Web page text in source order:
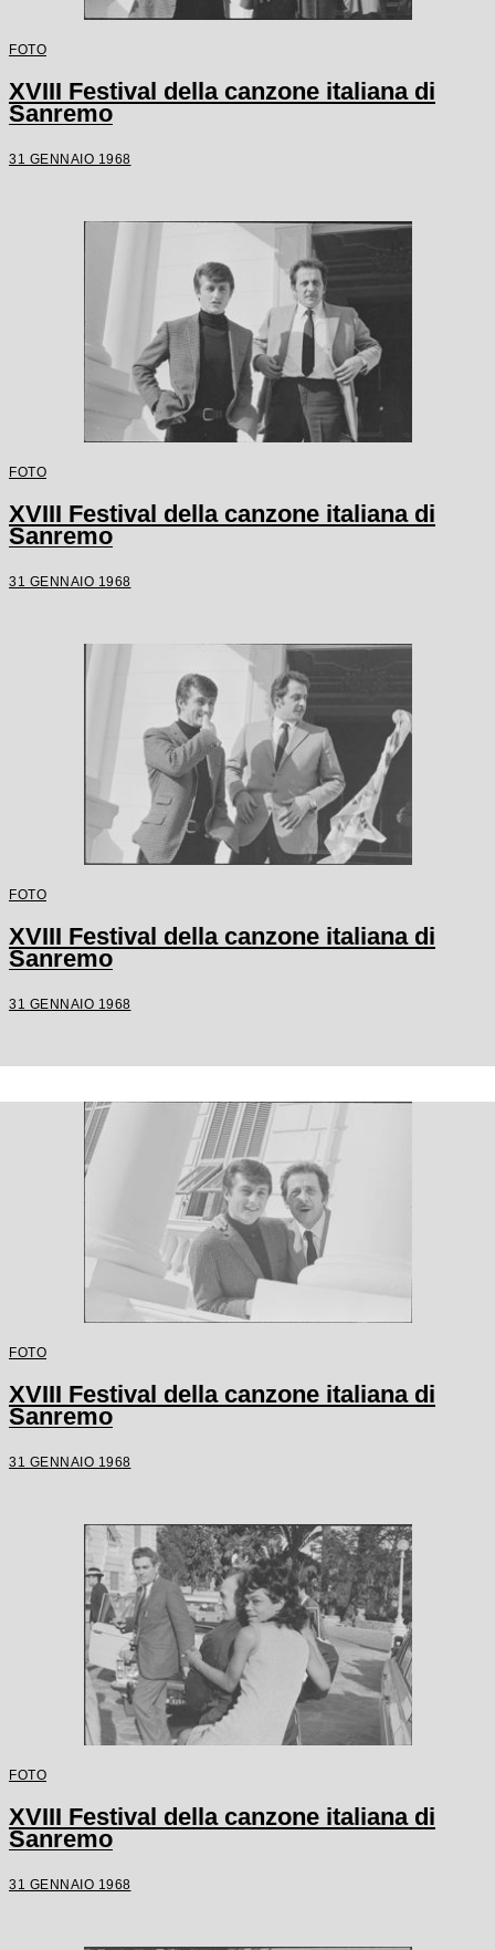
FOTO
XVIII Festival della canzone italiana di
Sanremo
31 GENNAIO 1968
FOTO
XVIII Festival della canzone italiana di
Sanremo
31 GENNAIO 1968
FOTO
XVIII Festival della canzone italiana di
Sanremo
31 GENNAIO 1968
FOTO
XVIII Festival della canzone italiana di
Sanremo
31 GENNAIO 1968
FOTO
XVIII Festival della canzone italiana di
Sanremo
31 GENNAIO 1968